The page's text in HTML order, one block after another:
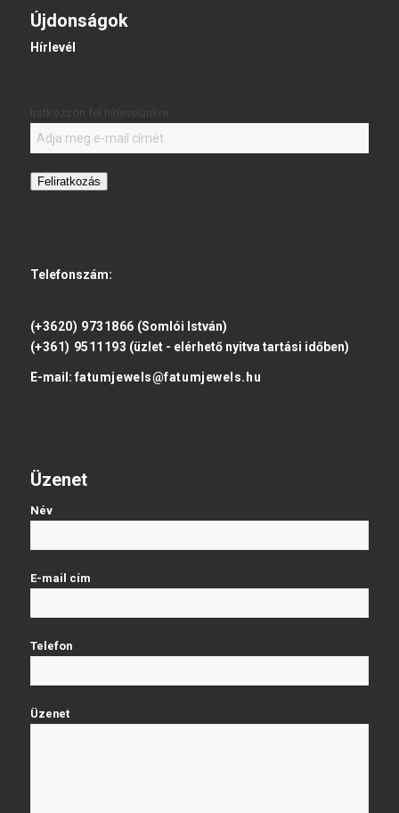
Újdonságok
Hírlevél
Feliratkozás
Telefonszám:
(+3620) 9731866 (Somlói István)
(+361) 9511193 (üzlet - elérhető nyitva tartási időben)
E-mail: fatumjewels@fatumjewels.hu
Üzenet
Név
E-mail cím
Telefon
Üzenet